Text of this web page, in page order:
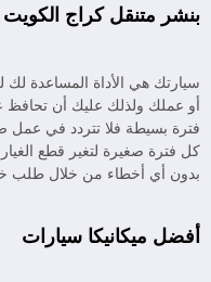
بنشر متنقل كراج الكويت
سيارتك هي الأداة المساعدة
أو عملك ولذلك عليك أن تحافظ
فترة بسيطة فلا تتردد في عمل
كل فترة صغيرة لتغير قطع
بدون أي أخطاء من خلال طلب
أفضل ميكانيكا سيارات